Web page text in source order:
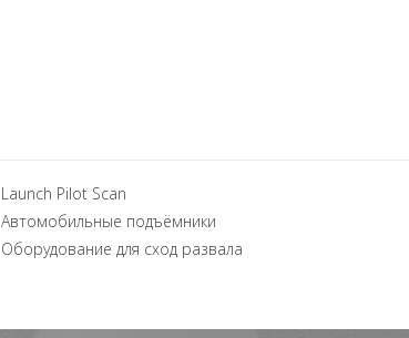
Launch Pilot Scan
Автомобильные подъёмники
Оборудование для сход развала